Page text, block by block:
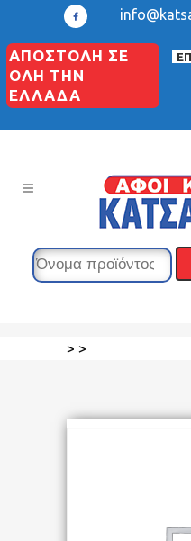
ΑΠΟΣΤΟΛΗ ΣΕ
ΟΛΗ ΤΗΝ
ΕΛΛΑΔΑ
> >